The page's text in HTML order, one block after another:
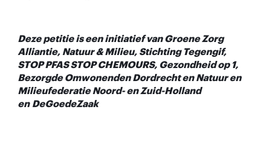
Deze petitie is een initiatief van Groene Zorg
Alliantie, Natuur & Milieu, Stichting Tegengif,
STOP PFAS STOP CHEMOURS, Gezondheid op 1,
Bezorgde Omwonenden Dordrecht en Natuur en
Milieufederatie Noord- en Zuid-Holland
en DeGoedeZaak